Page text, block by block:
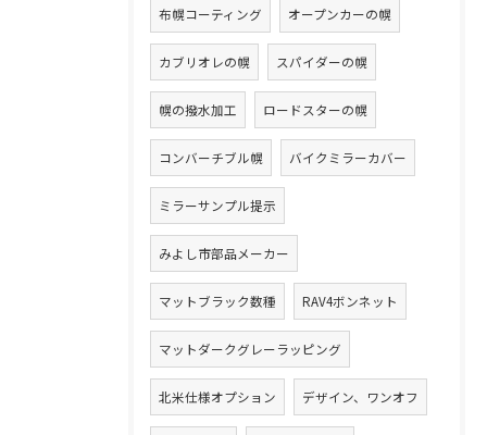
布幌コーティング オープンカーの幌
カブリオレの幌 スパイダーの幌
幌の撥水加工 ロードスターの幌
コンバーチブル幌 バイクミラーカバー
ミラーサンプル提示
みよし市部品メーカー
マットブラック数種 RAV4ボンネット
マットダークグレーラッピング
北米仕様オプション デザイン、ワンオフ